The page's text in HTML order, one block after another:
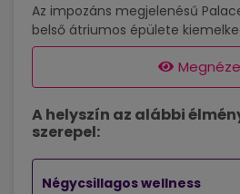
Az impozáns megjelenésű
belső átriumos épülete
szépségű környezetéből, amely
gyógyító erejű termálvizéről
sétálóutcájában, a tófürdőtől
található szálloda elegáns
berendezett, tágas,
apartmannal várja a
vágyó vendégeket. A 28-30 m2
szobák, kényelmes francia
A helyszín az alábbi
szerepel:
Négycsillagos wellness